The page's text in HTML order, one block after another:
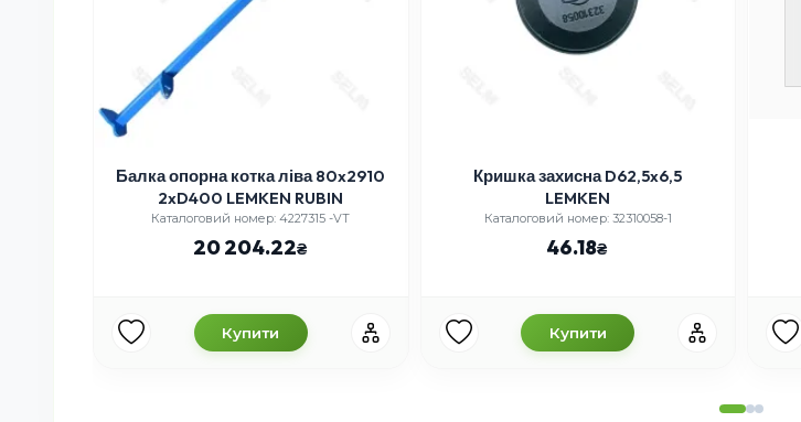
Балка опорна котка ліва 80x2910
2xD400 LEMKEN RUBIN
Каталоговий номер: 4227315 -VT
20 204.22
Купити
Кришка захисна D62,5x6,5
LEMKEN
Каталоговий номер: 32310058-1
46.18
Купити